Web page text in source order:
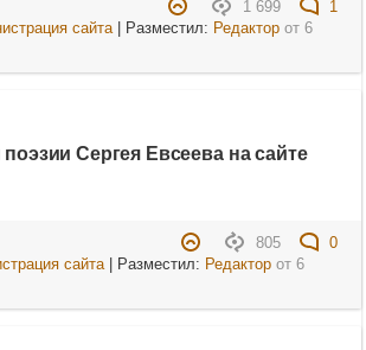
1 699
1
сайта| Разместил: Редакторот 6
Сергея Евсеева на сайте
805
0
сайта| Разместил: Редакторот 6